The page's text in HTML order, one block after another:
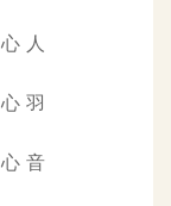
心 人
心 羽
心 音